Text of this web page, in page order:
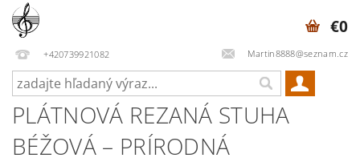
+420739921082 Martin8888@seznam.cz
€0
PLÁTNOVÁ REZANÁ STUHA
BÉŽOVÁ – PRÍRODNÁ